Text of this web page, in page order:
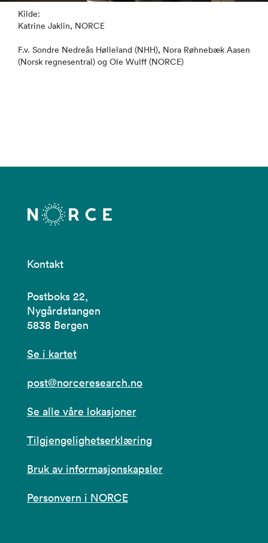
Kilde:
Katrine Jaklin, NORCE
F.v. Sondre Nedreås Hølleland (NHH), Nora Røhnebæk Aasen
(Norsk regnesentral) og Ole Wulff (NORCE)
Kontakt
Postboks 22,
Nygårdstangen
5838 Bergen
Se i kartet
post@norceresearch.no
Se alle våre lokasjoner
Tilgjengelighetserklæring
Bruk av informasjonskapsler
Personvern i NORCE